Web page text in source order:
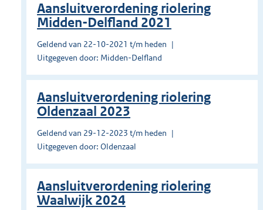
Aansluitverordening riolering
Midden-Delfland 2021
Geldend van 22-10-2021 t/m heden
Uitgegeven door: Midden-Delfland
Aansluitverordening riolering
Oldenzaal 2023
Geldend van 29-12-2023 t/m heden
Uitgegeven door: Oldenzaal
Aansluitverordening riolering
Waalwijk 2024